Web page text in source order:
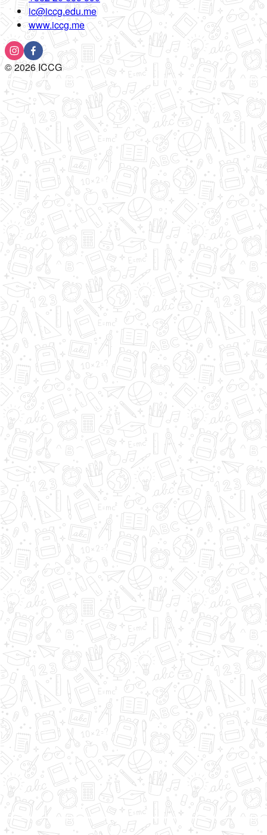
ic@iccg.edu.me
www.iccg.me
©2026ICCG